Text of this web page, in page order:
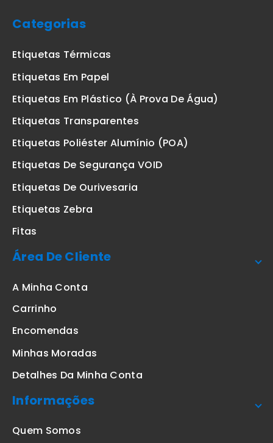
Categorias
Etiquetas Térmicas
Etiquetas Em Papel
Etiquetas Em Plástico (à Prova De Água)
Etiquetas Transparentes
Etiquetas Poliéster Alumínio (POA)
Etiquetas De Segurança VOID
Etiquetas De Ourivesaria
Etiquetas Zebra
Fitas
Área De Cliente
A Minha Conta
Carrinho
Encomendas
Minhas Moradas
Detalhes Da Minha Conta
Informações
Quem Somos